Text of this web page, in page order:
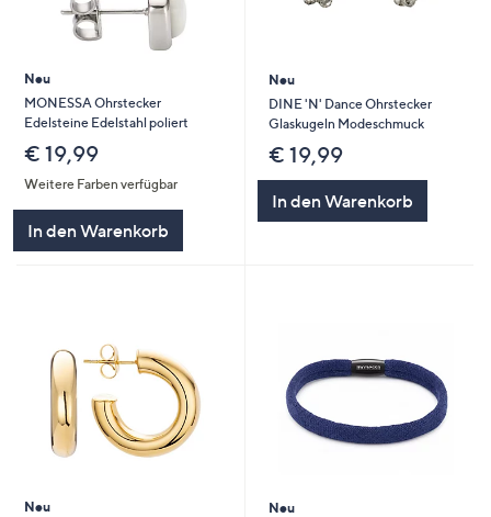
Neu
MONESSA Ohrstecker
Edelsteine Edelstahl poliert
€ 19,99
Weitere Farben verfügbar
In den Warenkorb
Neu
DINE 'N' Dance Ohrstecker
Glaskugeln Modeschmuck
€ 19,99
In den Warenkorb
Neu
Neu